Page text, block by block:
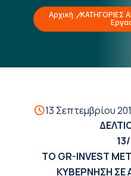
Αρχική ΚΑΤΗΓΟΡΙΕΣ
13 Σεπτεμβρίου
ΤΟ GR-INVEST
ΚΥΒΕΡΝΗΣΗ ΣΕ